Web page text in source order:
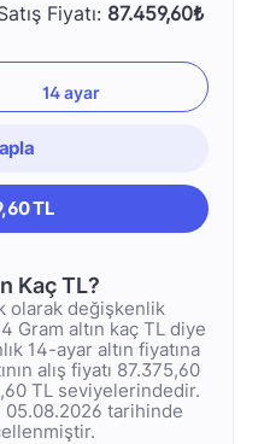
Fiyatı: 87.459,60₺
TL
Kaç TL?
olarak değişkenlik
Gram altın kaç TL diye
14-ayar altın fiyatına
alış fiyatı 87.375,60
TL seviyelerindedir.
05.08.2026 tarihinde